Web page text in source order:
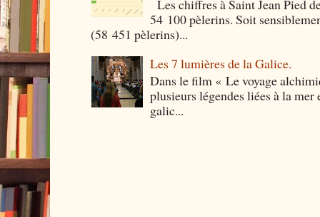
Les chiffres à Saint Jean Pied
54 100 pèlerins. Soit
(58 451 pèlerins)...
Les 7 lumières de la Galice.
Dans le film « Le voyage
plusieurs légendes liées à la mer
galic...